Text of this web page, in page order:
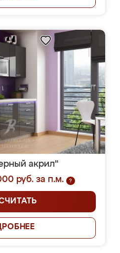
акрил"
руб. за п.м.
?